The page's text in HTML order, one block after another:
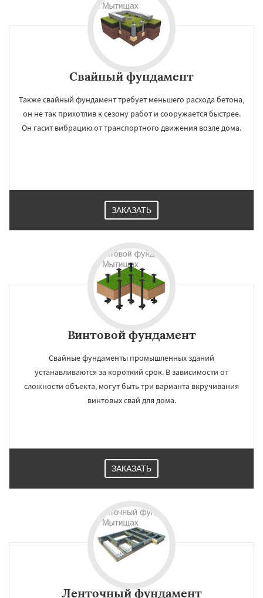
Свайный фундамент
Также свайный фундамент требует меньшего расхода бетона,
он не так прихотлив к сезону работ и сооружается быстрее.
Он гасит вибрацию от транспортного движения возле дома.
ЗАКАЗАТЬ
Винтовой фундамент
Свайные фундаменты промышленных зданий
устанавливаются за короткий срок. В зависимости от
сложности объекта, могут быть три варианта вкручивания
винтовых свай для дома.
ЗАКАЗАТЬ
Ленточный фундамент